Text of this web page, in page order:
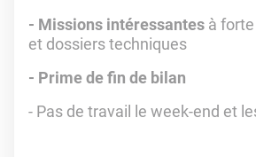
- Missions intéressantes à
et dossiers techniques
- Prime de fin de bilan
- Pas de travail le week-end et